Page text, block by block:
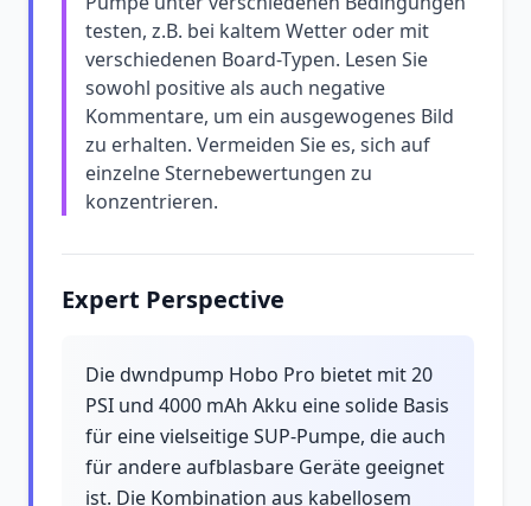
testen, z.B. bei kaltem Wetter oder mit
verschiedenen Board-Typen. Lesen Sie
sowohl positive als auch negative
Kommentare, um ein ausgewogenes Bild
zu erhalten. Vermeiden Sie es, sich auf
einzelne Sternebewertungen zu
konzentrieren.
Expert Perspective
Die dwndpump Hobo Pro bietet mit 20
PSI und 4000 mAh Akku eine solide Basis
für eine vielseitige SUP-Pumpe, die auch
für andere aufblasbare Geräte geeignet
ist. Die Kombination aus kabellosem